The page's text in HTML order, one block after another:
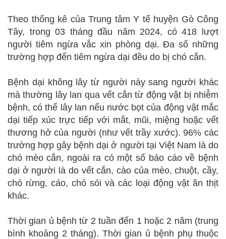
Theo thống kê của Trung tâm Y tế huyện Gò Công
Tây, trong 03 tháng đầu năm 2024, có 418 lượt
người tiêm ngừa vắc xin phòng dại. Đa số những
trường hợp đến tiêm ngừa dại đều do bị chó cắn.
Bệnh dại không lây từ người này sang người khác
mà thường lây lan qua vết cắn từ động vật bị nhiễm
bệnh, có thể lây lan nếu nước bọt của động vật mắc
dại tiếp xúc trực tiếp với mắt, mũi, miệng hoặc vết
thương hở của người (như vết trầy xước). 96% các
trường hợp gây bệnh dại ở người tại Việt Nam là do
chó mèo cắn, ngoài ra có một số báo cáo về bệnh
dại ở người là do vết cắn, cào của mèo, chuột, cầy,
chó rừng, cáo, chó sói và các loại động vật ăn thịt
khác.
Thời gian ủ bệnh từ 2 tuần đến 1 hoặc 2 năm (trung
bình khoảng 2 tháng). Thời gian ủ bệnh phụ thuộc